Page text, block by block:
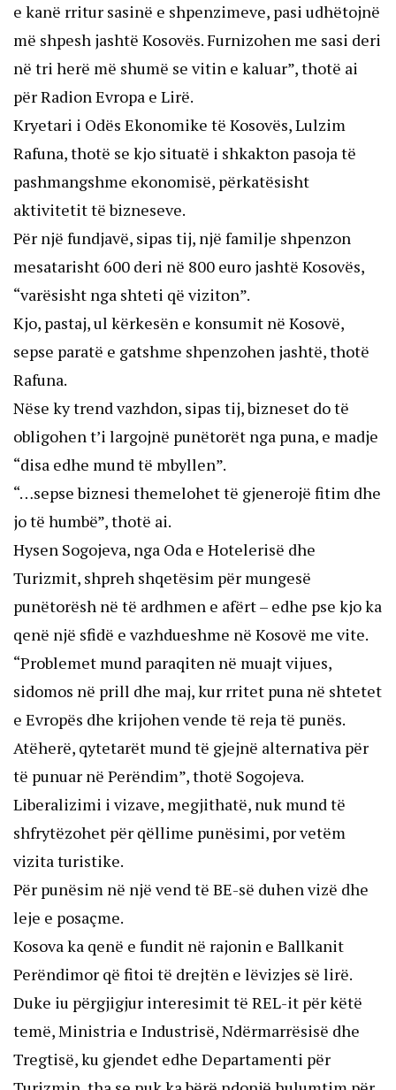
e kanë rritur sasinë e shpenzimeve, pasi udhëtojnë
më shpesh jashtë Kosovës. Furnizohen me sasi deri
në tri herë më shumë se vitin e kaluar”, thotë ai
për Radion Evropa e Lirë.
Kryetari i Odës Ekonomike të Kosovës, Lulzim
Rafuna, thotë se kjo situatë i shkakton pasoja të
pashmangshme ekonomisë, përkatësisht
aktivitetit të bizneseve.
Për një fundjavë, sipas tij, një familje shpenzon
mesatarisht 600 deri në 800 euro jashtë Kosovës,
“varësisht nga shteti që viziton”.
Kjo, pastaj, ul kërkesën e konsumit në Kosovë,
sepse paratë e gatshme shpenzohen jashtë, thotë
Rafuna.
Nëse ky trend vazhdon, sipas tij, bizneset do të
obligohen t’i largojnë punëtorët nga puna, e madje
“disa edhe mund të mbyllen”.
“…sepse biznesi themelohet të gjenerojë fitim dhe
jo të humbë”, thotë ai.
Hysen Sogojeva, nga Oda e Hotelerisë dhe
Turizmit, shpreh shqetësim për mungesë
punëtorësh në të ardhmen e afërt – edhe pse kjo ka
qenë një sfidë e vazhdueshme në Kosovë me vite.
“Problemet mund paraqiten në muajt vijues,
sidomos në prill dhe maj, kur rritet puna në shtetet
e Evropës dhe krijohen vende të reja të punës.
Atëherë, qytetarët mund të gjejnë alternativa për
të punuar në Perëndim”, thotë Sogojeva.
Liberalizimi i vizave, megjithatë, nuk mund të
shfrytëzohet për qëllime punësimi, por vetëm
vizita turistike.
Për punësim në një vend të BE-së duhen vizë dhe
leje e posaçme.
Kosova ka qenë e fundit në rajonin e Ballkanit
Perëndimor që fitoi të drejtën e lëvizjes së lirë.
Duke iu përgjigjur interesimit të REL-it për këtë
temë, Ministria e Industrisë, Ndërmarrësisë dhe
Tregtisë, ku gjendet edhe Departamenti për